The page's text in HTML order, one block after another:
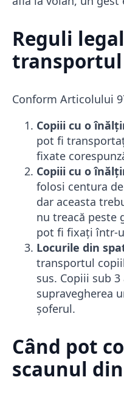
Reguli
Conform Articolului
Copiii cu o
pot fi
fixate
Copiii cu o
folosi centura
dar aceasta
nu treacă peste
pot fi fixați într-
Locurile din
transportul
sus. Copiii sub
supravegherea
șoferul.
Când pot
scaunul